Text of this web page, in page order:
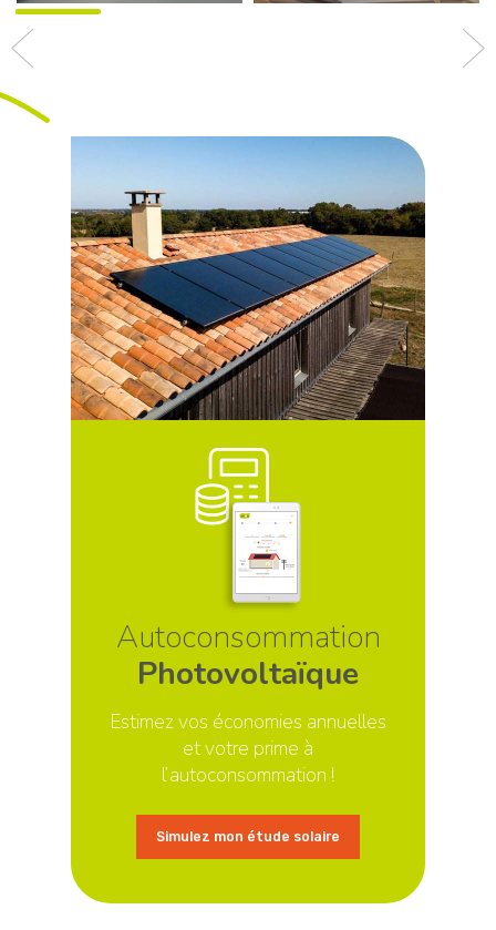
Autoconsommation
Photovoltaïque
Estimez vos économies annuelles
et votre prime à
l’autoconsommation !
Simulez mon étude solaire